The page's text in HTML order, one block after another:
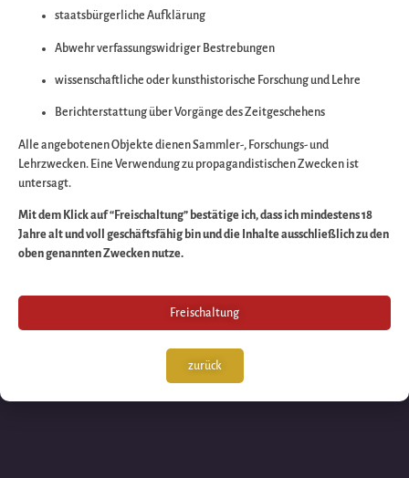
Wir arbeiten an
großartigen Sache
schauen Sie bald
wieder vorbei!
staatsbürgerliche Aufklärung
Abwehr verfassungswidriger Bestrebungen
wissenschaftliche oder kunsthistorische Forschung und Lehre
Berichterstattung über Vorgänge des Zeitgeschehens
Alle angebotenen Objekte dienen Sammler-, Forschungs- und
Lehrzwecken. Eine Verwendung zu propagandistischen Zwecken ist
untersagt.
Mit dem Klick auf “Freischaltung” bestätige ich, dass ich mindestens 18
Jahre alt und voll geschäftsfähig bin und die Inhalte ausschließlich zu den
oben genannten Zwecken nutze.
Freischaltung
zurück